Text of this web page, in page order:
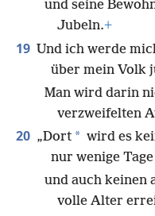
und seine
Jubeln.+
19 Und ich werde
über mein Volk
Man wird darin
verzweifelten
20 „Dort * wird es
nur wenige
und auch keinen
volle Alter